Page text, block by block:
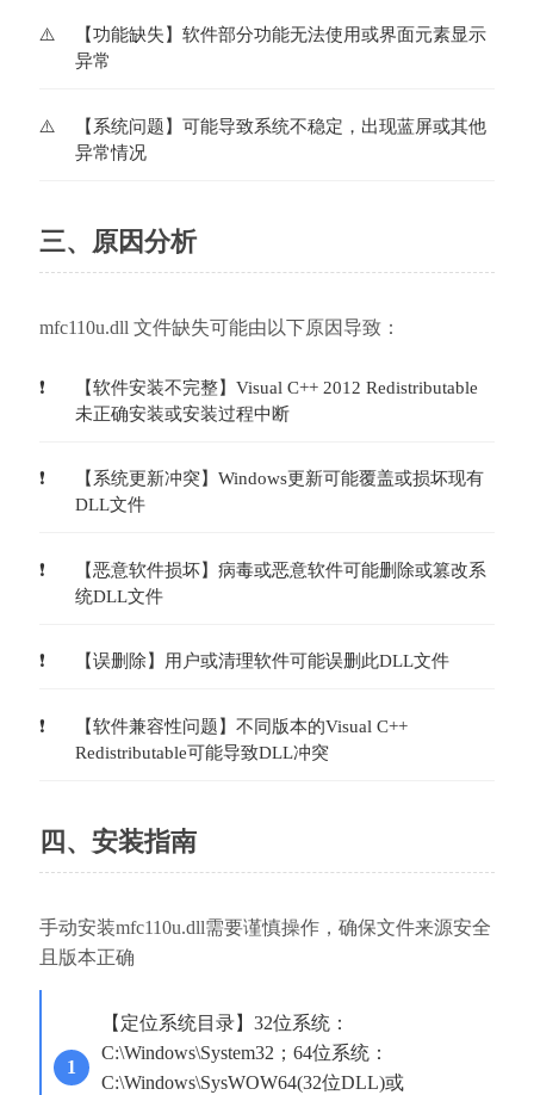
【功能缺失】软件部分功能无法使用或界面元素显示
异常
【系统问题】可能导致系统不稳定，出现蓝屏或其他
异常情况
三、原因分析
mfc110u.dll 文件缺失可能由以下原因导致：
【软件安装不完整】Visual C++ 2012 Redistributable
未正确安装或安装过程中断
【系统更新冲突】Windows更新可能覆盖或损坏现有
DLL文件
【恶意软件损坏】病毒或恶意软件可能删除或篡改系
统DLL文件
【误删除】用户或清理软件可能误删此DLL文件
【软件兼容性问题】不同版本的Visual C++
Redistributable可能导致DLL冲突
四、安装指南
手动安装mfc110u.dll需要谨慎操作，确保文件来源安全
且版本正确
【定位系统目录】32位系统：
C:\Windows\System32；64位系统：
C:\Windows\SysWOW64(32位DLL)或